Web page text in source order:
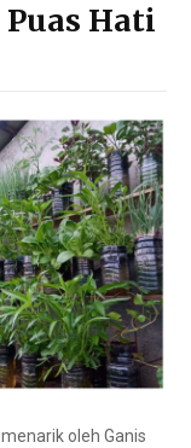
Hati
oleh Ganis